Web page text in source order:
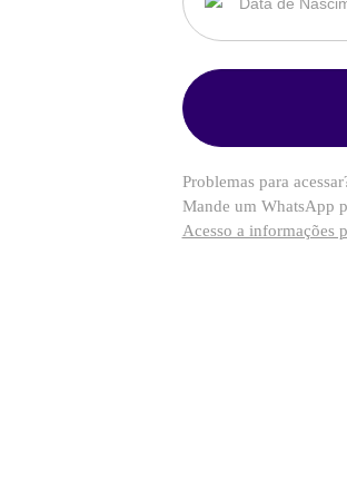
Problemas para
Mande um WhatsApp
Acesso a informações